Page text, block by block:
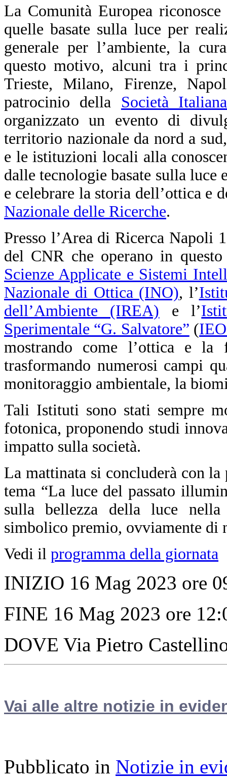
La Comunità Europea
quelle basate sulla luce per
generale per l’ambiente, la
questo motivo, alcuni tra i
Trieste, Milano, Firenze,
patrocinio della Società
organizzato un evento di
territorio nazionale da nord a
e le istituzioni locali alla
dalle tecnologie basate sulla
e celebrare la storia dell’ottica e
Nazionale delle Ricerche.
Presso l’Area di Ricerca
del CNR che operano in
Scienze Applicate e Sistemi
Nazionale di Ottica (INO), l’
dell’Ambiente (IREA) e l’
Sperimentale “G. Salvatore” (
mostrando come l’ottica e la
trasformando numerosi campi
monitoraggio ambientale, la
Tali Istituti sono stati sempre
fotonica, proponendo studi
impatto sulla società.
La mattinata si concluderà con
tema “La luce del passato
sulla bellezza della luce nella
simbolico premio, ovviamente di
Vedi il programma della giornata
INIZIO 16 Mag 2023 ore
FINE 16 Mag 2023 ore
DOVE Via Pietro
Vai alle altre notizie in
Pubblicato in Notizie in